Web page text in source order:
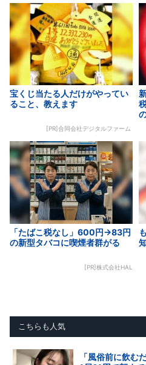
宝くじ当たる人だけがやってい
ること、教えます
[PR]合同会社デジタルファーム
「たばこ税なし」600円→83円
の新型タバコに喫煙者群がる
[PR]株式会社HAL
こちらも人気
「風俗前に飲む